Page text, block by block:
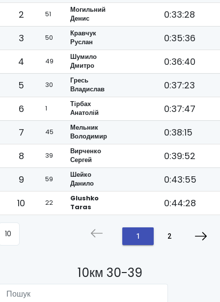
2
51
Могильний
Денис
0:33:28
3
50
Кравчук
Руслан
0:35:36
4
49
Шумило
Дмитро
0:36:40
5
30
Гресь
Владислав
0:37:23
6
1
Тірбах
Анатолій
0:37:47
7
45
Мельник
Володимир
0:38:15
8
39
Вирченко
Сергей
0:39:52
9
59
Шейко
Данило
0:43:55
10
22
Glushko
Taras
0:44:28
1 2
10км 30-39